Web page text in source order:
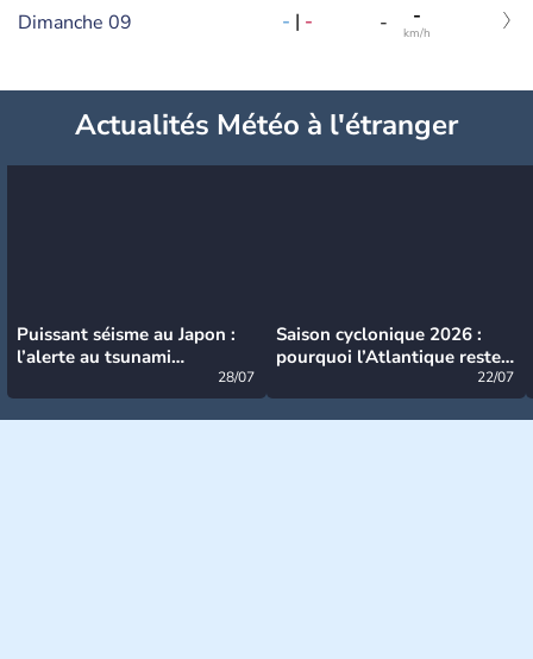
Dimanche 09 - | - - -
km/h
Actualités Météo à l'étranger
Puissant séisme au Japon :
l’alerte au tsunami
28/07
Saison cyclonique 2026 :
pourquoi l’Atlantique reste
22/07